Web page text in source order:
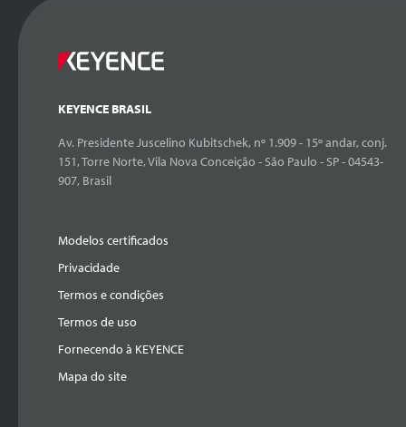
KEYENCE BRASIL
Av. Presidente Juscelino Kubitschek, nº 1.909 - 15º andar, conj.
151, Torre Norte, Vila Nova Conceição - São Paulo - SP - 04543-
907, Brasil
Modelos certificados
Privacidade
Termos e condições
Termos de uso
Fornecendo à KEYENCE
Mapa do site